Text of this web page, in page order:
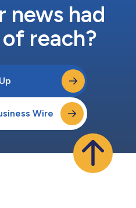
に持続的な変化...
news had
reach?
Wire